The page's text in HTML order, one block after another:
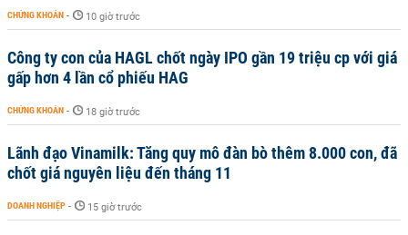
CHỨNG KHOÁN - 10 giờ trước
Công ty con của HAGL chốt ngày IPO gần 19 triệu cp với giá
gấp hơn 4 lần cổ phiếu HAG
CHỨNG KHOÁN - 18 giờ trước
Lãnh đạo Vinamilk: Tăng quy mô đàn bò thêm 8.000 con, đã
chốt giá nguyên liệu đến tháng 11
DOANH NGHIỆP - 15 giờ trước